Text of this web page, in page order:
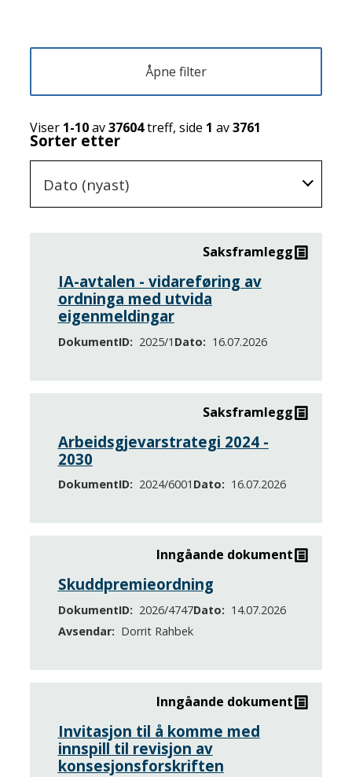
Åpne filter
Viser 1-10av37604treff, side 1 av3761
Sorter etter
Dato (nyast)
med
saker
dokumenter
Saksframlegg
IA-avtalen - vidareføring av
ordninga med utvida
eigenmeldingar
DokumentID 2025/1 Dato 16.07.2026
Saksframlegg
Arbeidsgjevarstrategi 2024 -
2030
DokumentID 2024/6001 Dato 16.07.2026
Inngåande dokument
Skuddpremieordning
DokumentID 2026/4747Dato
14.07.2026
Avsendar
Dorrit Rahbek
Inngåande dokument
Invitasjon til å komme med
innspill til revisjon av
konsesjonsforskriften